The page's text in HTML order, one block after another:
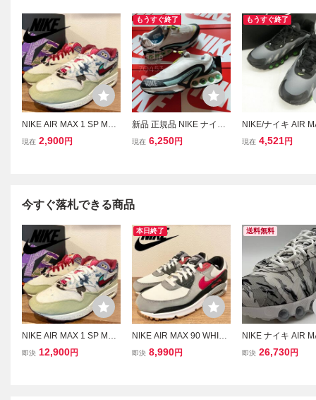
NIKE AIR MAX 1 SP Mell
ow ナイキ エア マックス
現在 2,900円
もうすぐ終了
新品 正規品 NIKE ナイキ
AIR MAX DN ROAM エア
現在 6,250円
もうすぐ終了
NIKE/ナイキ AIR
8/エアマックス ス
現在 4,521円
今すぐ落札できる商品
NIKE AIR MAX 1 SP Mell
ow ナイキ エア マックス
即決 12,900円
本日終了
NIKE AIR MAX 90 WHITE
TEAM RED ナイキ エア
即決 8,990円
送料無料
NIKE ナイキ AIR
8 PRM エアマック
即決 26,730円